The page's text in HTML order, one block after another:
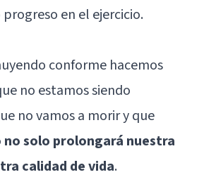
en el ejercicio.
conforme hacemos
no estamos siendo
no vamos a morir y que
no solo prolongará nuestra
calidad de vida.